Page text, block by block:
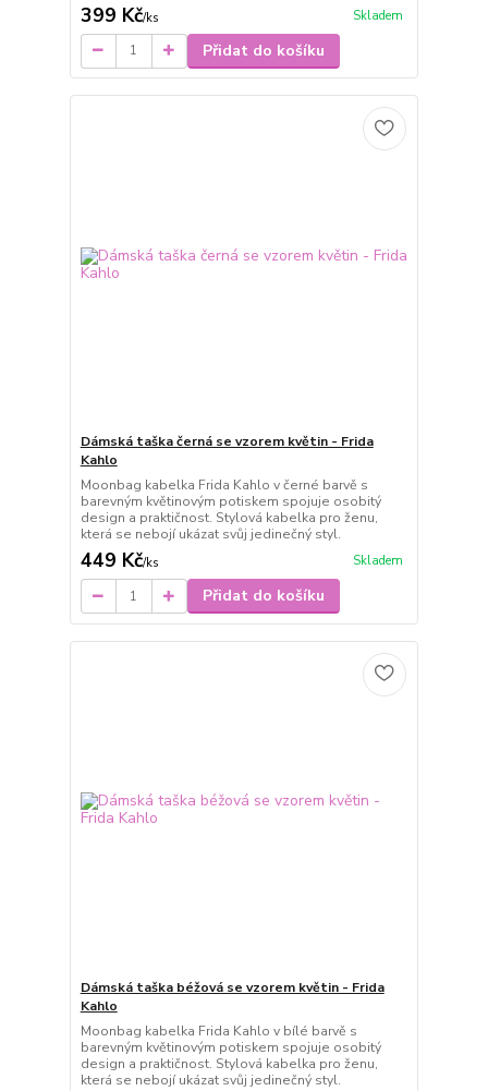
399 Kč/ks Skladem
Přidat do košíku
Dámská taška černá se vzorem květin - Frida
Kahlo
Moonbag kabelka Frida Kahlo v černé barvě s
barevným květinovým potiskem spojuje osobitý
design a praktičnost. Stylová kabelka pro ženu,
která se nebojí ukázat svůj jedinečný styl.
449 Kč/ks Skladem
Přidat do košíku
Dámská taška béžová se vzorem květin - Frida
Kahlo
Moonbag kabelka Frida Kahlo v bílé barvě s
barevným květinovým potiskem spojuje osobitý
design a praktičnost. Stylová kabelka pro ženu,
která se nebojí ukázat svůj jedinečný styl.